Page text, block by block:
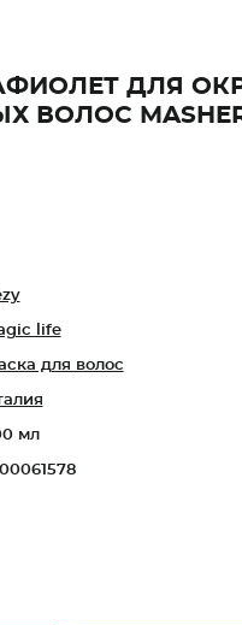
ДЛЯ
ВОЛОС
life
для волос
мл